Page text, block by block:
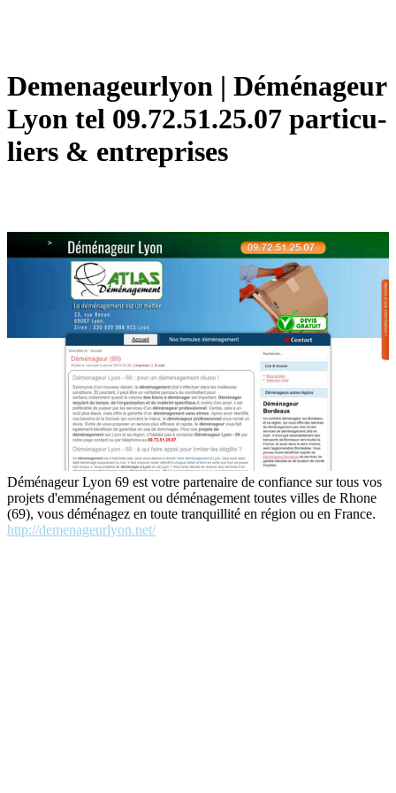
Demena­geurlyon | Déménageur
Lyon tel 09.72.51.25.07 par­ticu­
liers & entreprises
Déménageur Lyon 69 est votre partenaire de confiance sur tous vos
projets d'emménagement ou déménagement toutes villes de Rhone
(69), vous déménagez en toute tranquillité en région ou en France.
http://demenageurlyon.net/